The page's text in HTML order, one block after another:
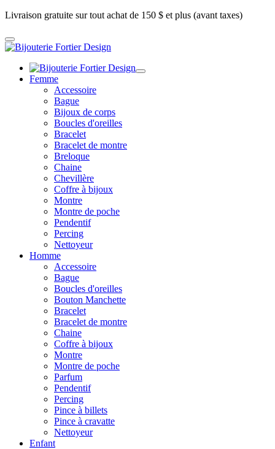
Livraison gratuite sur tout achat de 150 $ et plus (avant taxes)
Femme
Accessoire
Bague
Bijoux de corps
Boucles d'oreilles
Bracelet
Bracelet de montre
Breloque
Chaine
Chevillère
Coffre à bijoux
Montre
Montre de poche
Pendentif
Percing
Nettoyeur
Homme
Accessoire
Bague
Boucles d'oreilles
Bouton Manchette
Bracelet
Bracelet de montre
Chaine
Coffre à bijoux
Montre
Montre de poche
Parfum
Pendentif
Percing
Pince à billets
Pince à cravatte
Nettoyeur
Enfant